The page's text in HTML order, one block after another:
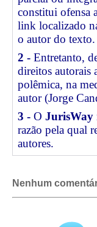
constitui ofensa
link localizado
o autor do texto.
2 - Entretanto,
direitos autorais
polêmica, na
autor (Jorge
3 - O JurisWay
razão pela qual
autores.
Nenhum